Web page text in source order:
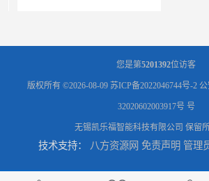
液压泵价格
您是第5201392位访客
版权所有 ©2026-08-09 苏ICP备2022046744号-2
32020602003917号 号
无锡凯乐福智能科技有限公司 保留
技术支持： 八方资源网 免责声明 管理